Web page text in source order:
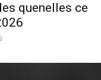
quenelles ce